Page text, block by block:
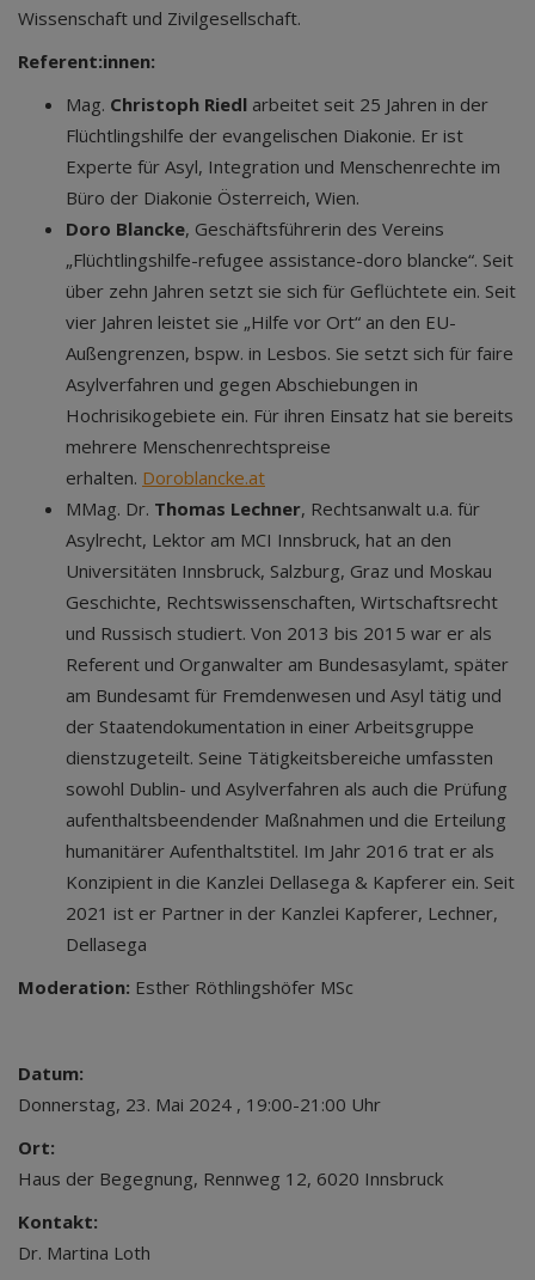
Wissenschaft und Zivilgesellschaft.
Referent:innen:
Mag. Christoph Riedl arbeitet seit 25 Jahren in der
Flüchtlingshilfe der evangelischen Diakonie. Er ist
Experte für Asyl, Integration und Menschenrechte im
Büro der Diakonie Österreich, Wien.
Doro Blancke, Geschäftsführerin des Vereins
„Flüchtlingshilfe-refugee assistance-doro blancke“. Seit
über zehn Jahren setzt sie sich für Geflüchtete ein. Seit
vier Jahren leistet sie „Hilfe vor Ort“ an den EU-
Außengrenzen, bspw. in Lesbos. Sie setzt sich für faire
Asylverfahren und gegen Abschiebungen in
Hochrisikogebiete ein. Für ihren Einsatz hat sie bereits
mehrere Menschenrechtspreise
erhalten. Doroblancke.at
MMag. Dr. Thomas Lechner, Rechtsanwalt u.a. für
Asylrecht, Lektor am MCI Innsbruck, hat an den
Universitäten Innsbruck, Salzburg, Graz und Moskau
Geschichte, Rechtswissenschaften, Wirtschaftsrecht
und Russisch studiert. Von 2013 bis 2015 war er als
Referent und Organwalter am Bundesasylamt, später
am Bundesamt für Fremdenwesen und Asyl tätig und
der Staatendokumentation in einer Arbeitsgruppe
dienstzugeteilt. Seine Tätigkeitsbereiche umfassten
sowohl Dublin- und Asylverfahren als auch die Prüfung
aufenthaltsbeendender Maßnahmen und die Erteilung
humanitärer Aufenthaltstitel. Im Jahr 2016 trat er als
Konzipient in die Kanzlei Dellasega & Kapferer ein. Seit
2021 ist er Partner in der Kanzlei Kapferer, Lechner,
Dellasega
Moderation: Esther Röthlingshöfer MSc
Datum:
Donnerstag, 23. Mai 2024 , 19:00-21:00 Uhr
Ort:
Haus der Begegnung, Rennweg 12, 6020 Innsbruck
Kontakt:
Dr. Martina Loth